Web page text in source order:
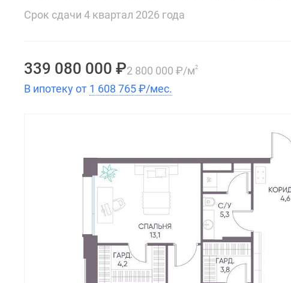
Срок сдачи 4 квартал 2026 года
339 080 000 ₽2 800 000 ₽/м2
В ипотеку от 1 608 765₽/мес.